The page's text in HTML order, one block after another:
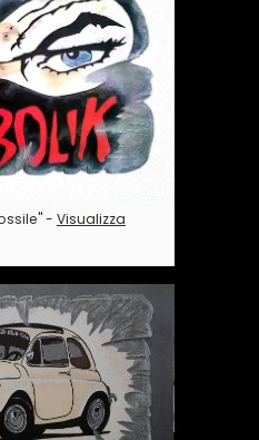
- Visualizza